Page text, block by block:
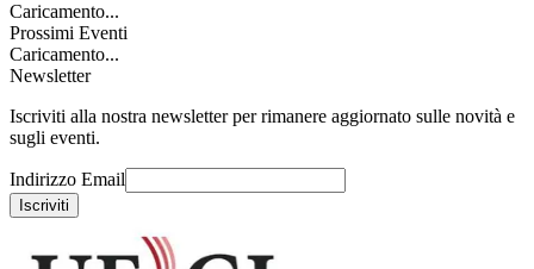
Caricamento...
Prossimi Eventi
Caricamento...
Newsletter
Iscriviti alla nostra newsletter per rimanere aggiornato sulle novità e
sugli eventi.
Indirizzo Email
Iscriviti